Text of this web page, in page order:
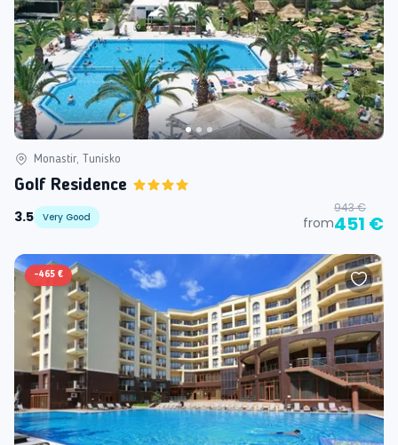
Monastir, Tunisko
Golf Residence
3.5
Very Good from
943 €
451 €
-465 €